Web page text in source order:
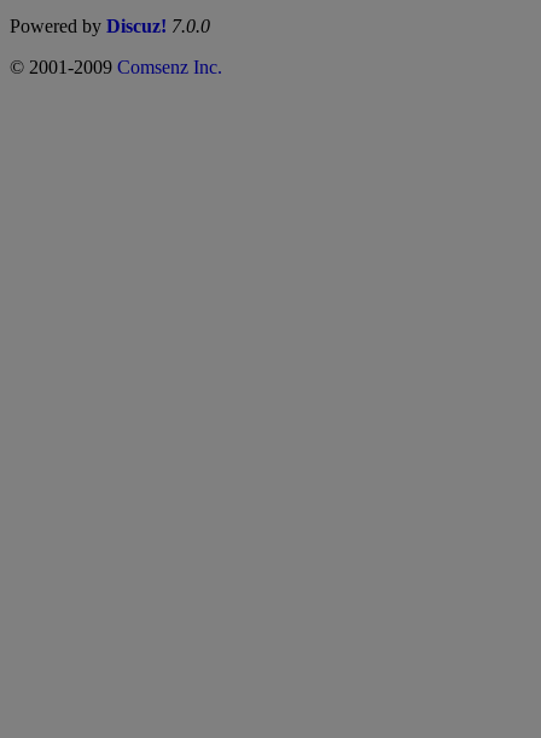
Powered by Discuz! 7.0.0
© 2001-2009 Comsenz Inc.